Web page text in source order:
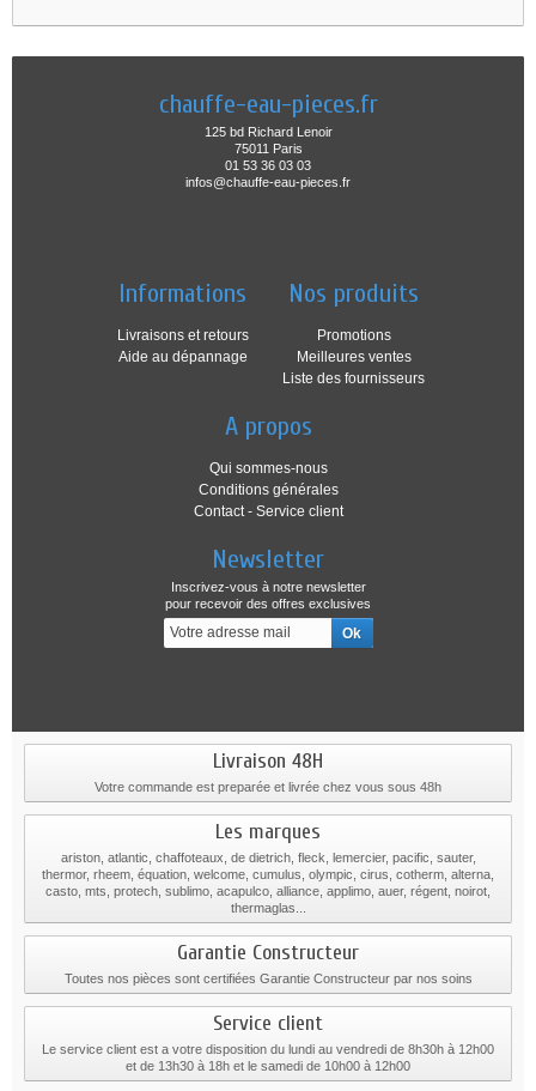
chauffe-eau-pieces.fr
125 bd Richard Lenoir
75011 Paris
01 53 36 03 03
infos@chauffe-eau-pieces.fr
Informations
Livraisons et retours
Aide au dépannage
Nos produits
Promotions
Meilleures ventes
Liste des fournisseurs
A propos
Qui sommes-nous
Conditions générales
Contact - Service client
Newsletter
Inscrivez-vous à notre newsletter
pour recevoir des offres exclusives
Livraison 48H
Votre commande est preparée et livrée chez vous sous 48h
Les marques
ariston, atlantic, chaffoteaux, de dietrich, fleck, lemercier, pacific, sauter,
thermor, rheem, équation, welcome, cumulus, olympic, cirus, cotherm, alterna,
casto, mts, protech, sublimo, acapulco, alliance, applimo, auer, régent, noirot,
thermaglas...
Garantie Constructeur
Toutes nos pièces sont certifiées Garantie Constructeur par nos soins
Service client
Le service client est a votre disposition du lundi au vendredi de 8h30h à 12h00
et de 13h30 à 18h et le samedi de 10h00 à 12h00